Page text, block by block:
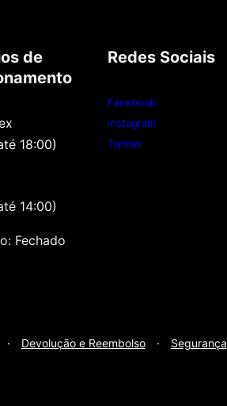
de
18:00)
14:00)
Fechado
Redes Sociais
Facebook
Instagram
Twitter
· Devolução e Reembolso · Segurança